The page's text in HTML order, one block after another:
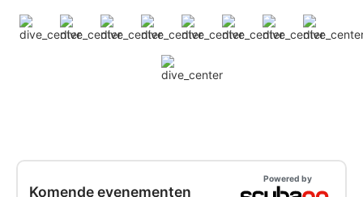
Komende evenementen
Powered by